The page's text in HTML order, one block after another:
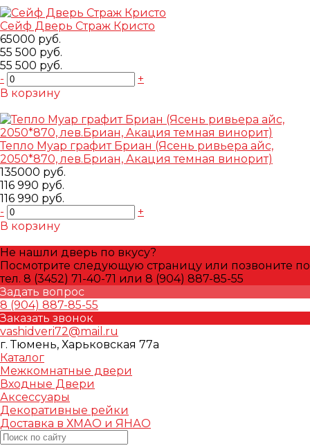
Сейф Дверь Страж Кристо
65000 руб.
55 500 руб.
55 500 руб.
-
+
В корзину
Тепло Муар графит Бриан (Ясень ривьера айс,
2050*870, лев.Бриан, Акация темная винорит)
135000 руб.
116 990 руб.
116 990 руб.
-
+
В корзину
Не нашли дверь по вкусу?
Посмотрите следующую страницу или позвоните по
тел. 8 (3452) 71-40-71 или 8 (904) 887-85-55
Задать вопрос
8 (904) 887-85-55
Заказать звонок
vashidveri72@mail.ru
г. Тюмень, Харьковская 77а
Каталог
Межкомнатные двери
Входные Двери
Аксессуары
Декоративные рейки
Доставка в ХМАО и ЯНАО